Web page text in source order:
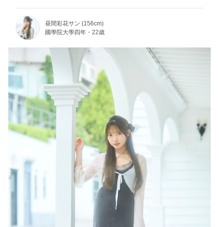
昼間彩花サン (156cm)
國學院大學四年・22歳